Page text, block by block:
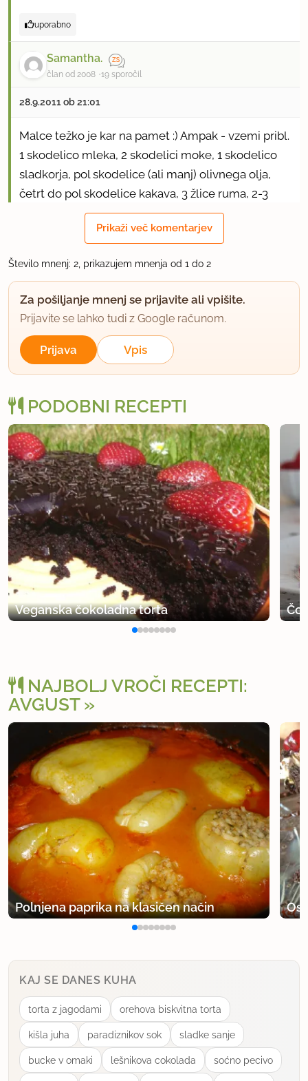
uporabno
Samantha.
član od 2008 19 sporočil
28.9.2011 ob 21:01
Malce težko je kar na pamet :) Ampak - vzemi pribl.
1 skodelico mleka, 2 skodelici moke, 1 skodelico
sladkorja, pol skodelice (ali manj) olivnega olja,
četrt do pol skodelice kakava, 3 žlice ruma, 2-3
skodelice sadja. Če bo pregosto, dodaj mleko, če
se ti zdi masa preredka, dodaj moko. Da bo res
noža - ko izvlečeš iz nož iz biskvita, se ne sme nič
da sem s tem pomagala.. :)
uporabno
Prikaži več komentarjev
Število mnenj: 2, prikazujem mnenja od 1 do 2
Za pošiljanje mnenj se prijavite ali vpišite.
Prijavite se lahko tudi z Google računom.
Prijava Vpis
PODOBNI RECEPTI
Veganska čokoladna torta
NAJBOLJ VROČI RECEPTI:
AVGUST
Polnjena paprika na klasičen način
KAJ SE DANES KUHA
torta z jagodami orehova biskvitna torta
kišla juha paradiznikov sok sladke sanje
bucke v omaki lešnikova cokolada soćno pecivo